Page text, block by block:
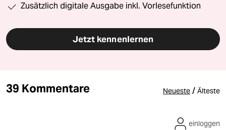
Zusätzlich digitale Ausgabe inkl. Vorlesefunktion
Jetzt kennenlernen
39 Kommentare Neueste / Älteste
einloggen